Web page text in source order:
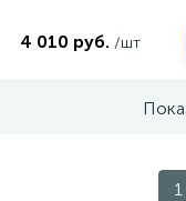
4 010 руб. /шт
1